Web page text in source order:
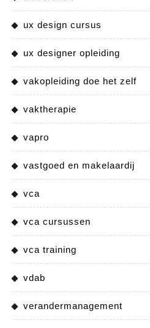
ux design cursus
ux designer opleiding
vakopleiding doe het zelf
vaktherapie
vapro
vastgoed en makelaardij
vca
vca cursussen
vca training
vdab
verandermanagement